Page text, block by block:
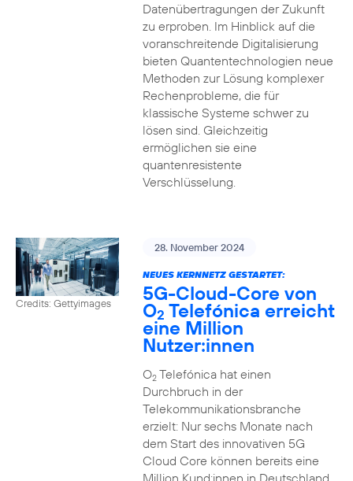
Datenübertragungen der Zukunft
zu erproben. Im Hinblick auf die
voranschreitende Digitalisierung
bieten Quantentechnologien neue
Methoden zur Lösung komplexer
Rechenprobleme, die für
klassische Systeme schwer zu
lösen sind. Gleichzeitig
ermöglichen sie eine
quantenresistente
Verschlüsselung.
Credits: Gettyimages
28. November 2024
NEUES KERNNETZ GESTARTET:
5G-Cloud-Core von
O2 Telefónica erreicht
eine Million
Nutzer:innen
O2Telefónica hat einen
Durchbruch in der
Telekommunikationsbranche
erzielt: Nur sechs Monate nach
dem Start des innovativen 5G
Cloud Core können bereits eine
Million Kund:innen in Deutschland